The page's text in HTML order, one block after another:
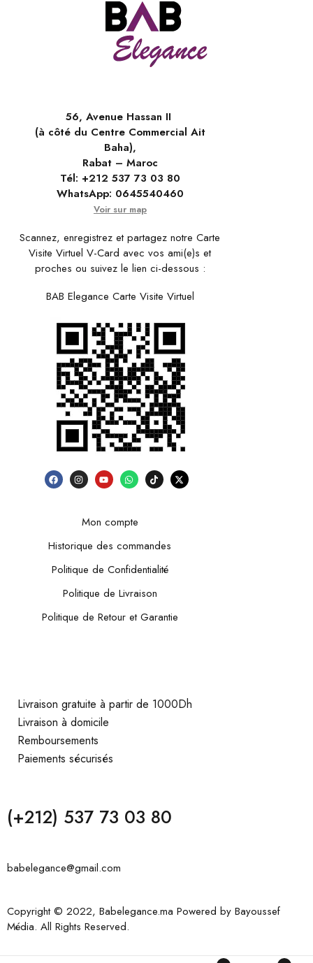
56, Avenue Hassan II
(à côté du Centre Commercial Ait
Baha),
Rabat – Maroc
Tél: +212 537 73 03 80
WhatsApp: 0645540460
Voir sur map
Scannez, enregistrez et partagez notre Carte
Visite Virtuel V-Card avec vos ami(e)s et
proches ou suivez le lien ci-dessous :
BAB Elegance Carte Visite Virtuel
Mon compte
Historique des commandes
Politique de Confidentialité
Politique de Livraison
Politique de Retour et Garantie
Livraison gratuite à partir de 1000Dh
Livraison à domicile
Remboursements
Paiements sécurisés
(+212) 537 73 03 80
babelegance@gmail.com
Copyright © 2022, Babelegance.ma Powered by Bayoussef
Média. All Rights Reserved.